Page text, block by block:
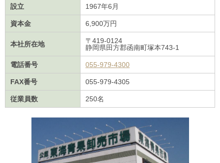
設立 1967年6月
資本金 6,900万円
本社所在地
〒419-0124
静岡県田方郡函南町塚本743-1
電話番号 055-979-4300
FAX番号 055-979-4305
従業員数 250名